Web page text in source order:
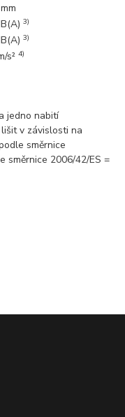
3)
3)
s²4)
jedno nabití
v závislosti na
směrnice
směrnice 2006/42/ES =